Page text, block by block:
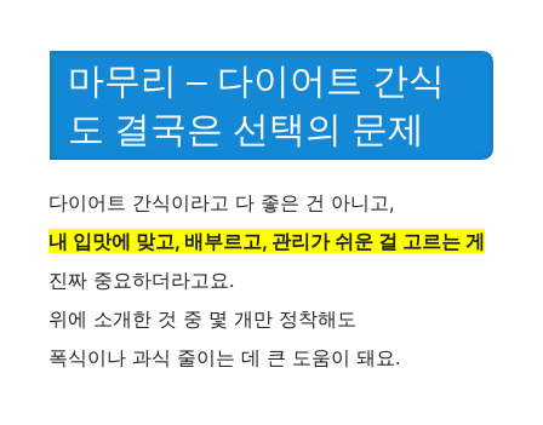
마무리 – 다이어트 간식
도 결국은 선택의 문제
다이어트 간식이라고 다 좋은 건 아니고,
내 입맛에 맞고, 배부르고, 관리가 쉬운 걸 고르는 게
진짜 중요하더라고요.
위에 소개한 것 중 몇 개만 정착해도
폭식이나 과식 줄이는 데 큰 도움이 돼요.